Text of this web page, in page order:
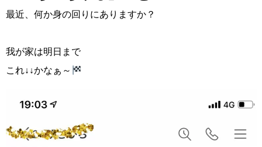
最近、何か身の回りにありますか？
我が家は明日まで
これ↓↓かなぁ～